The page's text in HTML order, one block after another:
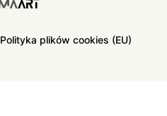
Polityka plików cookies (EU)